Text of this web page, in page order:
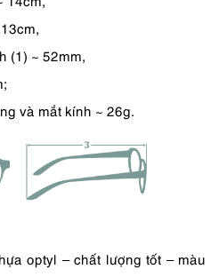
₫.
(1) ~ 52mm,
và mắt kính ~ 26g.
optyl – chất lượng tốt – màu